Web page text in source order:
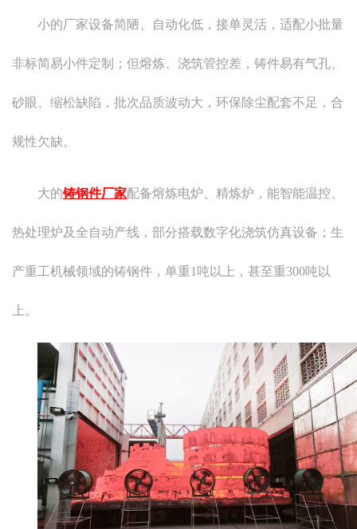
小的厂家设备简陋、自动化低，接单灵活，适配小批量
非标简易小件定制；但熔炼、浇筑管控差，铸件易有气孔、
砂眼、缩松缺陷，批次品质波动大，环保除尘配套不足，合
规性欠缺。
大的铸钢件厂家配备熔炼电炉、精炼炉，能智能温控、
热处理炉及全自动产线，部分搭载数字化浇筑仿真设备；生
产重工机械领域的铸钢件，单重1吨以上，甚至重300吨以
上。